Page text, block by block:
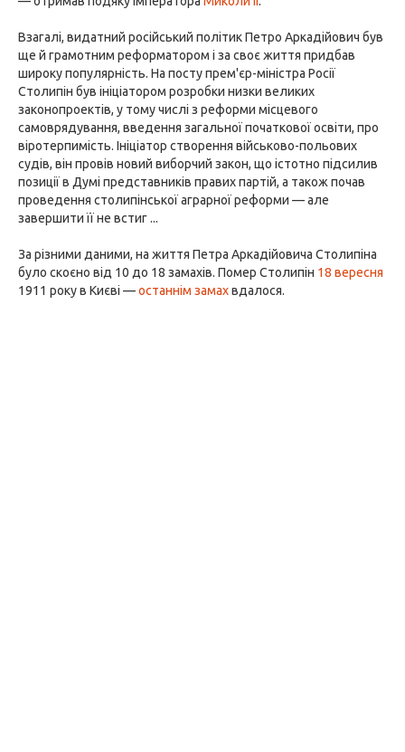
Взагалі, видатний російський політик Петро Аркадійович був
ще й грамотним реформатором і за своє життя придбав
широку популярність. На посту прем'єр-міністра Росії
Столипін був ініціатором розробки низки великих
законопроектів, у тому числі з реформи місцевого
самоврядування, введення загальної початкової освіти, про
віротерпимість. Ініціатор створення військово-польових
судів, він провів новий виборчий закон, що істотно підсилив
позиції в Думі представників правих партій, а також почав
проведення столипінської аграрної реформи — але
завершити її не встиг ...
За різними даними, на життя Петра Аркадійовича Столипіна
було скоєно від 10 до 18 замахів. Помер Столипін 18 вересня
1911 року в Києві —останнім замахвдалося.